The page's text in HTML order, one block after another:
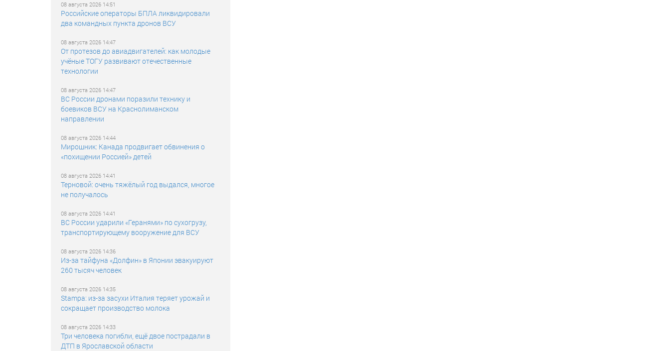
08 августа 2026 14:51
Российские операторы БПЛА ликвидировали
два командных пункта дронов ВСУ
08 августа 2026 14:47
От протезов до авиадвигателей: как молодые
учёные ТОГУ развивают отечественные
технологии
08 августа 2026 14:47
ВС России дронами поразили технику и
боевиков ВСУ на Краснолиманском
направлении
08 августа 2026 14:44
Мирошник: Канада продвигает обвинения о
«похищении Россией» детей
08 августа 2026 14:41
Терновой: очень тяжёлый год выдался, многое
не получалось
08 августа 2026 14:41
ВС России ударили «Геранями» по сухогрузу,
транспортирующему вооружение для ВСУ
08 августа 2026 14:36
Из-за тайфуна «Долфин» в Японии эвакуируют
260 тысяч человек
08 августа 2026 14:35
Stampa: из-за засухи Италия теряет урожай и
сокращает производство молока
08 августа 2026 14:33
Три человека погибли, ещё двое пострадали в
ДТП в Ярославской области